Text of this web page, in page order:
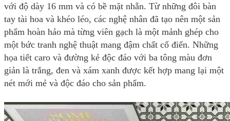
với độ dày 16 mm và có bề mặt nhẵn. Từ những đôi bàn
tay tài hoa và khéo léo, các nghệ nhân đã tạo nên một sản
phẩm hoàn hảo mà từng viên gạch là một mảnh ghép cho
một bức tranh nghệ thuật mang đậm chất cổ điển. Những
họa tiết caro và đường kẻ độc đáo với ba tông màu đơn
giản là trắng, đen và xám xanh được kết hợp mang lại một
nét mới mẻ và độc đáo cho sản phẩm.